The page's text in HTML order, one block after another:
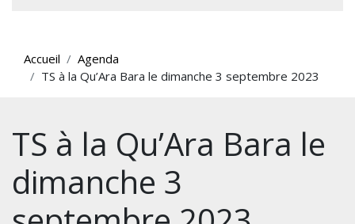
Accueil
Agenda
TS à la Qu’Ara Bara le dimanche 3 septembre 2023
TS à la Qu’Ara Bara le
dimanche 3